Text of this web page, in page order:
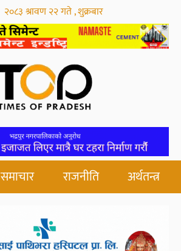
२०८३ श्रावण २२ गते , शुक्रबार
समाचार राजनीति अर्थतन्त्र